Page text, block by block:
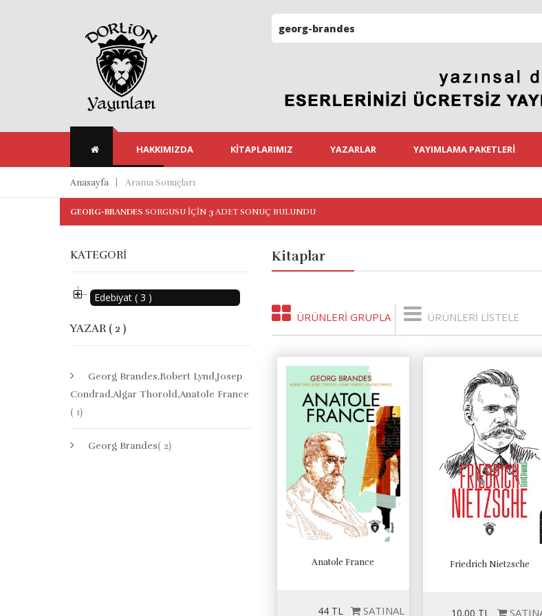
HAKKIMIZDA KITAPLARIMIZ YAZARLAR YAYIMLAMA PAKETLERI
Anasayfa Arama Sonuçları
GEORG-BRANDES SORGUSU IÇIN 3 ADET SONUÇ BULUNDU
KATEGORI
Edebiyat ( 3 )
YAZAR ( 2 )
Georg Brandes,Robert Lynd,Josep
Condrad,Algar Thorold,Anatole France
( 1)
Georg Brandes( 2)
Kitaplar
ÜRÜNLERI GRUPLA ÜRÜNLERI LISTELE
Anatole France
44 TL SATINAL
Friedrich Nietzsche
10.00 TL